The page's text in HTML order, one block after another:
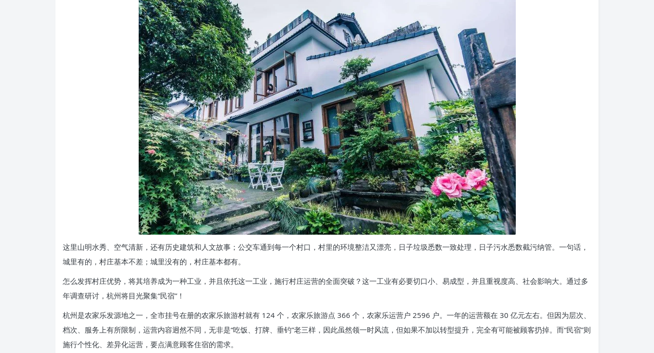
这里山明水秀、空气清新，还有历史建筑和人文故事；公交车通到每一个村口，村里的环境整洁又漂亮，日子垃圾悉数一致处理，日子污水悉数截污纳管。一句话，
城里有的，村庄基本不差；城里没有的，村庄基本都有。
怎么发挥村庄优势，将其培养成为一种工业，并且依托这一工业，施行村庄运营的全面突破？这一工业有必要切口小、易成型，并且重视度高、社会影响大。通过多
年调查研讨，杭州将目光聚集“民宿”！
杭州是农家乐发源地之一，全市挂号在册的农家乐旅游村就有 124 个，农家乐旅游点 366 个，农家乐运营户 2596 户。一年的运营额在 30 亿元左右。但因为层次、
档次、服务上有所限制，运营内容迥然不同，无非是“吃饭、打牌、垂钓”老三样，因此虽然领一时风流，但如果不加以转型提升，完全有可能被顾客扔掉。而“民宿”则
施行个性化、差异化运营，要点满意顾客住宿的需求。